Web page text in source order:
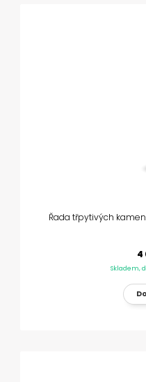
Řada třpytivých
4
Skladem,